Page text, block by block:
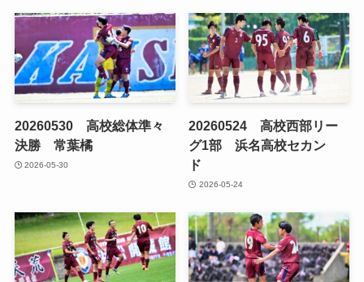
20260530 高校総体準々
決勝 常葉橘
2026-05-30
20260524 高校西部リー
グ1部 浜名高校セカン
ド
2026-05-24